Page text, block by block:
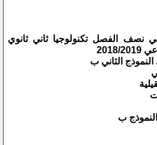
نصف الفصل تكنولوجيا ثاني ثانوي
الثاني ب
ب